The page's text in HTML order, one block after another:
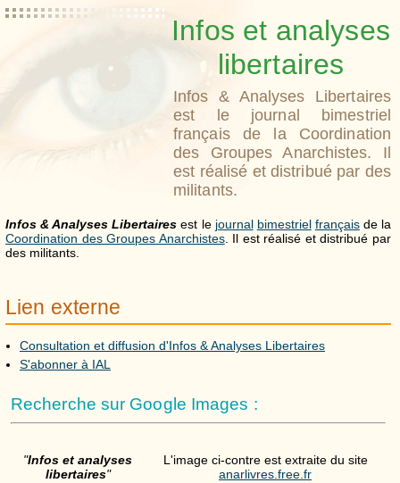
Infos et analyses
libertaires
Infos & Analyses Libertaires
est le journal bimestriel
français de la Coordination
des Groupes Anarchistes. Il
est réalisé et distribué par des
militants.
Infos & Analyses Libertaires est le journal bimestriel françaisde la
Coordination des Groupes Anarchistes. Il est réalisé et distribué par
des militants.
Lien externe
Consultation et diffusion d'Infos & Analyses Libertaires
S'abonner à IAL
Recherche sur Google Images :
"Infos et analyses
libertaires"
L'image ci-contre est extraite du site
anarlivres.free.fr